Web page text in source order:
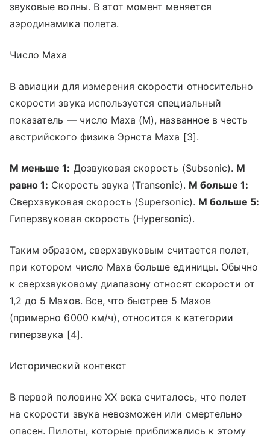
звуковые волны. В этот момент меняется
аэродинамика полета.
Число Маха
В авиации для измерения скорости относительно
скорости звука используется специальный
показатель — число Маха (M), названное в честь
австрийского физика Эрнста Маха [3].
М меньше 1: Дозвуковая скорость (Subsonic). М
равно 1: Скорость звука (Transonic). М больше 1:
Сверхзвуковая скорость (Supersonic). М больше 5:
Гиперзвуковая скорость (Hypersonic).
Таким образом, сверхзвуковым считается полет,
при котором число Маха больше единицы. Обычно
к сверхзвуковому диапазону относят скорости от
1,2 до 5 Махов. Все, что быстрее 5 Махов
(примерно 6000 км/ч), относится к категории
гиперзвука [4].
Исторический контекст
В первой половине XX века считалось, что полет
на скорости звука невозможен или смертельно
опасен. Пилоты, которые приближались к этому